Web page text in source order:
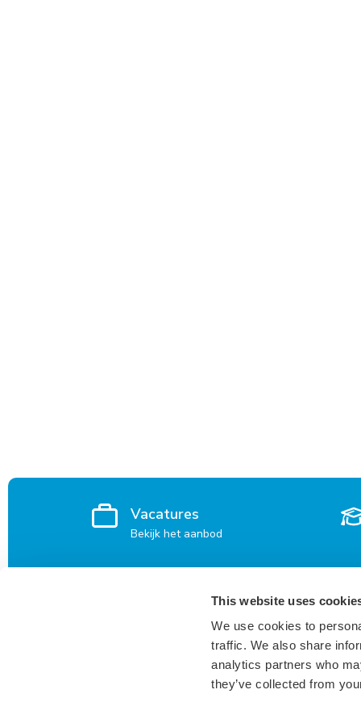
This website uses
We use cookies to
traffic. We also share
analytics partners who
they’ve collected from
Vacatures
Bekijk het aanbod
Inspiratie voor kandidaten
Den Bosch
Breda